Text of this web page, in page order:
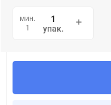
мин.
1
упак.